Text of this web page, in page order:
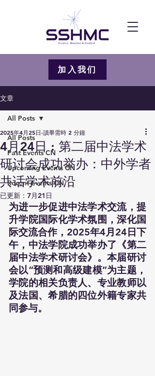
加入我们
文章
All Posts
Past Events CN
Upcoming Events CN
Recent Events CN
All Posts
4月24日 : 第二届中法学术
研讨会成功举办：中外学者
共话学术前沿
2025年4月25日 讀畢需時 2 分鐘
已更新： 7月21日
为进一步促进中法学术交流，提
升学院国际化学术氛围，深化国
际交流合作，2025年4月24日下
午，中法学院成功举办了《第二
届中法学术研讨会》。本届研讨
会以“预测和高级建模”为主题，
学院的相关负责人、专业教师以
及法国、希腊的四位外籍专家共
同参与。